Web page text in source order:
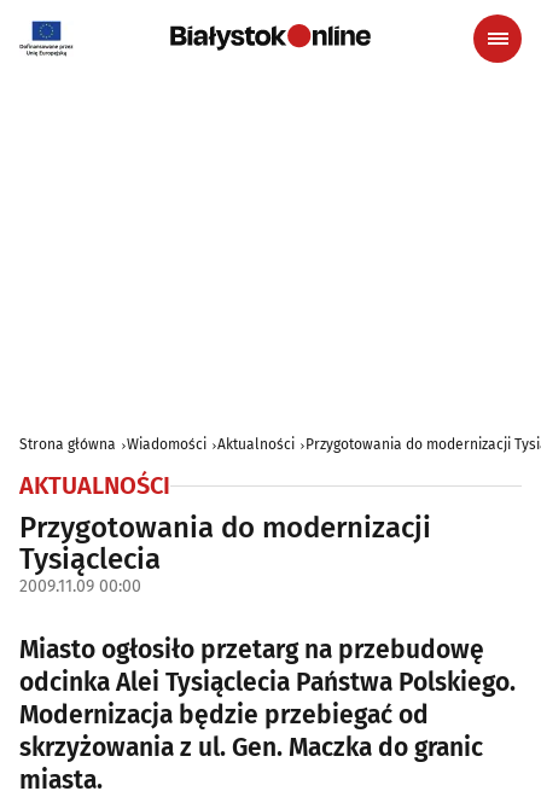
Strona główna Wiadomości Aktualności Przygotowania do modernizacji
AKTUALNOŚCI
Przygotowania do modernizacji
Tysiąclecia
2009.11.09 00:00
Miasto ogłosiło przetarg na przebudowę
odcinka Alei Tysiąclecia Państwa Polskiego.
Modernizacja będzie przebiegać od
skrzyżowania z ul. Gen. Maczka do granic
miasta.